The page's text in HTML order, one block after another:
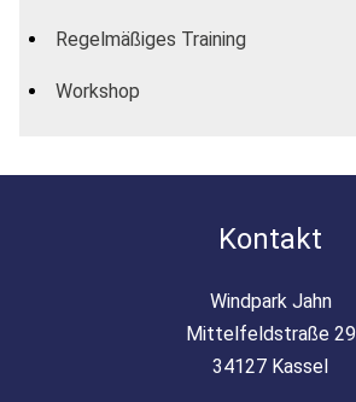
Regelmäßiges Training
Workshop
Kontakt
Windpark Jahn
Mittelfeldstraße 29
34127 Kassel